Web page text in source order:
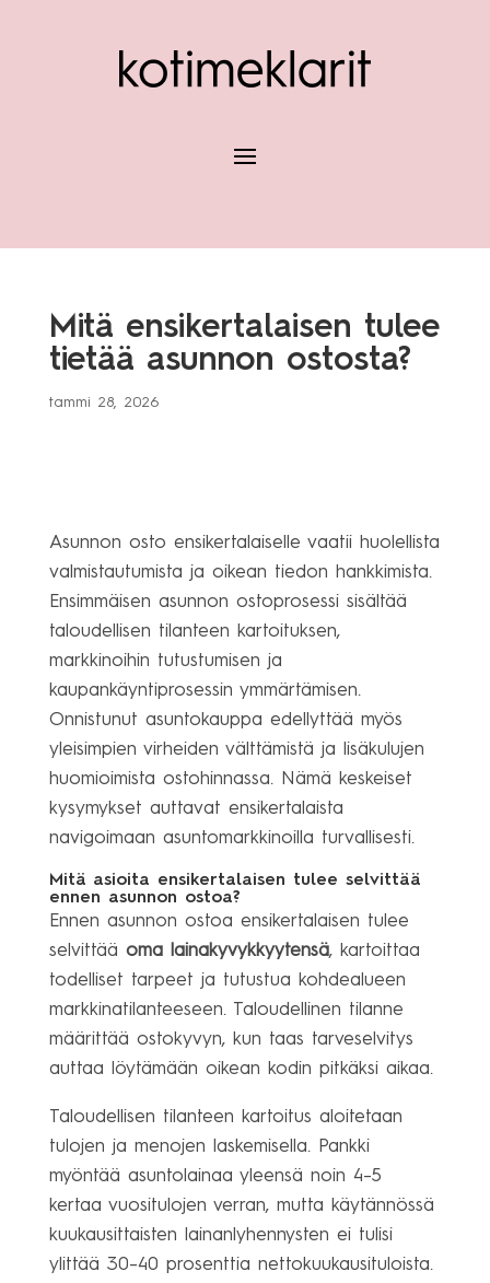
Mitä ensikertalaisen tulee
tietää asunnon ostosta?
tammi 28, 2026
Asunnon osto ensikertalaiselle vaatii huolellista
valmistautumista ja oikean tiedon hankkimista.
Ensimmäisen asunnon ostoprosessi sisältää
taloudellisen tilanteen kartoituksen,
markkinoihin tutustumisen ja
kaupankäyntiprosessin ymmärtämisen.
Onnistunut asuntokauppa edellyttää myös
yleisimpien virheiden välttämistä ja lisäkulujen
huomioimista ostohinnassa. Nämä keskeiset
kysymykset auttavat ensikertalaista
navigoimaan asuntomarkkinoilla turvallisesti.
Mitä asioita ensikertalaisen tulee selvittää
ennen asunnon ostoa?
Ennen asunnon ostoa ensikertalaisen tulee
selvittää oma lainakyvykkyytensä, kartoittaa
todelliset tarpeet ja tutustua kohdealueen
markkinatilanteeseen. Taloudellinen tilanne
määrittää ostokyvyn, kun taas tarveselvitys
auttaa löytämään oikean kodin pitkäksi aikaa.
Taloudellisen tilanteen kartoitus aloitetaan
tulojen ja menojen laskemisella. Pankki
myöntää asuntolainaa yleensä noin 4–5
kertaa vuositulojen verran, mutta käytännössä
kuukausittaisten lainanlyhennysten ei tulisi
ylittää 30–40 prosenttia nettokuukausituloista.